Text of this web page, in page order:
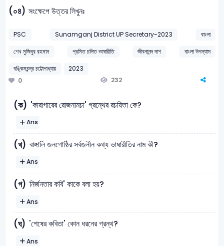
(০৪) সংক্ষেপে উত্তর লিখুনঃ
PSC Sunamganj District UP Secretary-2023
বাংলা
শেখ মুজিবুর রহমান
প্রমিত চলিত ভাষারীতি জীবনানন্দ দাশ
বাংলা উপন্যাস
বঙ্কিমচন্দ্র চট্টোপাধ্যায়
2023
0
232
(ক) 'কারাগারের রোজনামচা' গ্রন্থের রচয়িতা কে?
Ans
(খ) বাঙ্গালি জনগোষ্ঠির সর্বজনীন কথ্য ভাষারীতির নাম কী?
Ans
(গ) নির্জনতার কবি' কাকে বলা হয়?
Ans
(ঘ) 'শেষের কবিতা' কোন ধরনের গ্রন্থ?
Ans